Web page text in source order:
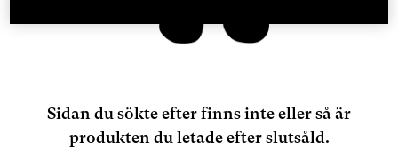
Sidan du sökte efter finns inte eller så är
produkten du letade efter slutsåld.